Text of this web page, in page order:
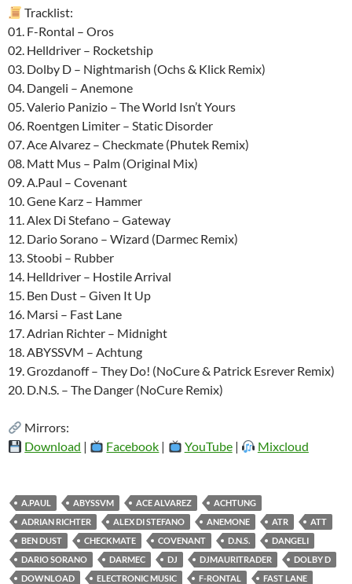
Tracklist:
01. F-Rontal – Oros
02. Helldriver – Rocketship
03. Dolby D – Nightmarish (Ochs & Klick Remix)
04. Dangeli – Anemone
05. Valerio Panizio – The World Isn’t Yours
06. Roentgen Limiter – Static Disorder
07. Ace Alvarez – Checkmate (Phutek Remix)
08. Matt Mus – Palm (Original Mix)
09. A.Paul – Covenant
10. Gene Karz – Hammer
11. Alex Di Stefano – Gateway
12. Dario Sorano – Wizard (Darmec Remix)
13. Stoobi – Rubber
14. Helldriver – Hostile Arrival
15. Ben Dust – Given It Up
16. Marsi – Fast Lane
17. Adrian Richter – Midnight
18. ABYSSVM – Achtung
19. Grozdanoff – They Do! (NoCure & Patrick Esrever Remix)
20. D.N.S. – The Danger (NoCure Remix)
Mirrors:
Download | Facebook | YouTube| Mixcloud
A.PAUL ABYSSVM ACE ALVAREZ
ACHTUNG
ADRIAN RICHTER
ALEX DI STEFANO ANEMONE ATR
ATT
BEN DUST
CHECKMATE COVENANT D.N.S.
DANGELI
DARIO SORANO
DARMEC DJ DJMAURITRADER
DOLBY D
DOWNLOAD
ELECTRONIC MUSIC F-RONTAL
FAST LANE